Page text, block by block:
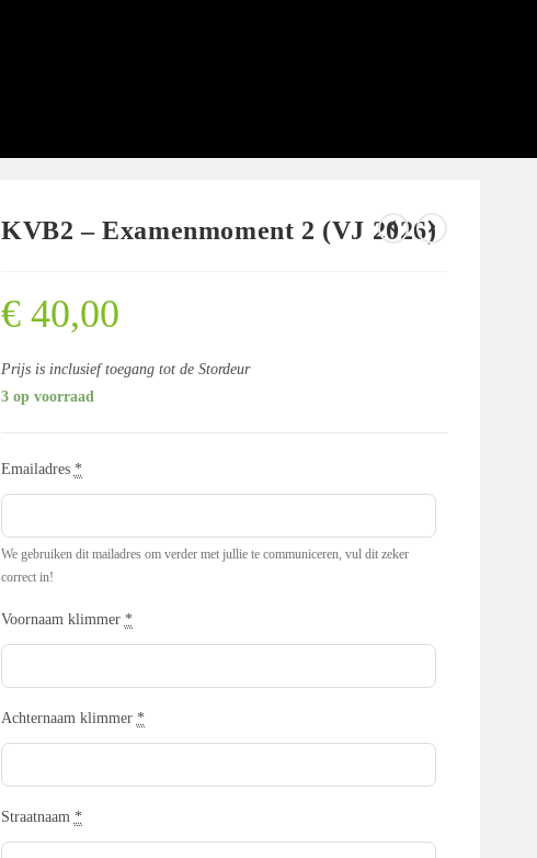
KVB2 – Examenmoment 2 (VJ 2026)
€40,00
Prijs is inclusief toegang tot de Stordeur
3 op voorraad
Emailadres *
We gebruiken dit mailadres om verder met jullie te communiceren, vul dit zeker
correct in!
Voornaam klimmer *
Achternaam klimmer *
Straatnaam *